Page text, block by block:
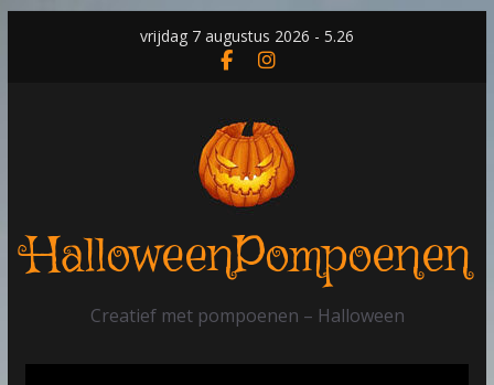
vrijdag 7 augustus 2026 - 5.26
HalloweenPompoenen
Creatief met pompoenen – Halloween